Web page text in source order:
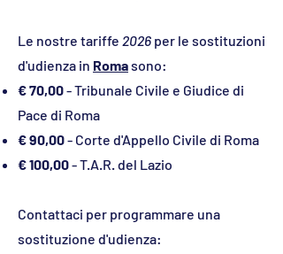
Le nostre tariffe 2026 per le sostituzioni
d'udienza in Roma sono:
€ 70,00- Tribunale Civile e Giudice di
Pace di Roma
€ 90,00- Corte d'Appello Civile di Roma
€ 100,00- T.A.R. del Lazio
Contattaci per programmare una
sostituzione d'udienza: